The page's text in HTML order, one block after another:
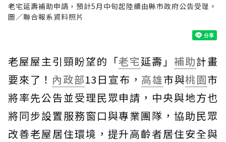
老宅延壽補助申請，預計5月中旬起陸續由縣市政府公告受理。
圖／聯合報系資料照片
老屋屋主引頸盼望的「老宅延壽」補助計畫
要來了！ 內政部13日宣布， 高雄市與桃園市
將率先公告並受理民眾申請，中央與地方也
將同步設置服務窗口與專業團隊，協助民眾
改善老屋居住環境，提升高齡者居住安全與